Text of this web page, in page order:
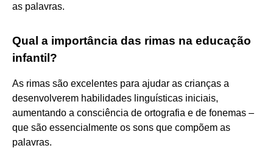
as palavras.
Qual a importância das rimas na educação
infantil?
As rimas são excelentes para ajudar as crianças a
desenvolverem habilidades linguísticas iniciais,
aumentando a consciência de ortografia e de fonemas –
que são essencialmente os sons que compõem as
palavras.